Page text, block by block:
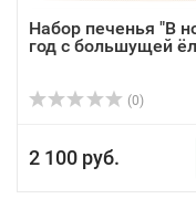
Набор печенья "В
год с большущей
(0)
2 100 руб.